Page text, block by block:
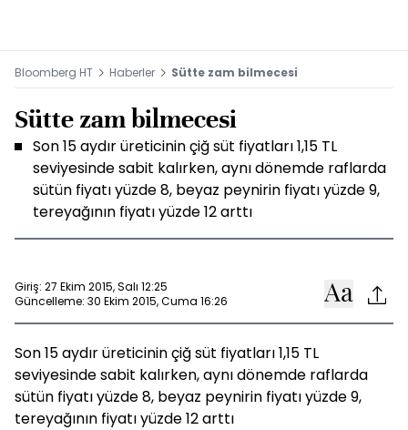
Bloomberg HT Haberler Sütte zam bilmecesi
Sütte zam bilmecesi
Son 15 aydır üreticinin çiğ süt fiyatları 1,15 TL
seviyesinde sabit kalırken, aynı dönemde raflarda
sütün fiyatı yüzde 8, beyaz peynirin fiyatı yüzde 9,
tereyağının fiyatı yüzde 12 arttı
Giriş: 27 Ekim 2015, Salı 12:25
Güncelleme: 30 Ekim 2015, Cuma 16:26
Son 15 aydır üreticinin çiğ süt fiyatları 1,15 TL
seviyesinde sabit kalırken, aynı dönemde raflarda
sütün fiyatı yüzde 8, beyaz peynirin fiyatı yüzde 9,
tereyağının fiyatı yüzde 12 arttı